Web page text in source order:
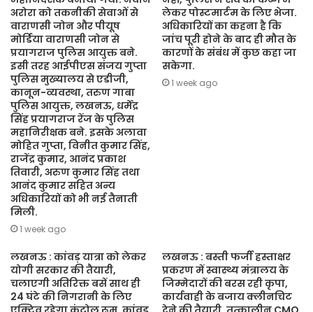
अरोरा को तकनीकी सेवाओं से
वाराणसी जोन और पीयूष
मोर्डिया वाराणसी जोन से
प्रयागराज पुलिस आयुक्त बने.
इसी तरह आईपीएस संजय गुप्ता
पुलिस मुख्यालय से एडीजी,
कानून-व्यवस्था, तरुण गाबा
पुलिस आयुक्त, लखनऊ, धर्मेंद्र
सिंह प्रयागराज रेंज के पुलिस
महानिरीक्षक बने. इसके अलावा
मोहित गुप्ता, विनीत कुमार सिंह,
राजेंद्र कुमार, आनंद प्रकाश
तिवारी, अरुण कुमार सिंह तथा
आनंद कुमार सहित अन्य
अधिकारियों को भी नई तैनाती
मिली.
1 week ago
लेकर पोस्टमार्टम के लिए भेजा.
अधिकारियों का कहना है कि
जांच पूरी होने के बाद ही मौत के
कारणों के संबंध में कुछ कहा जा
सकेगा.
1 week ago
लखनऊ : कांवड़ यात्रा को लेकर
योगी सरकार की तैयारी,
चलाएगी अतिरिक्त बसें साथ ही
24 घंटे की निगरानी के लिए
लखनऊ : बस्ती फर्जी हस्ताक्षर
प्रकरण में स्वास्थ्य मंत्रालय के
जिम्मेदारों की बरस रही कृपा,
कार्यवाही के बजाय क्लीनचिट